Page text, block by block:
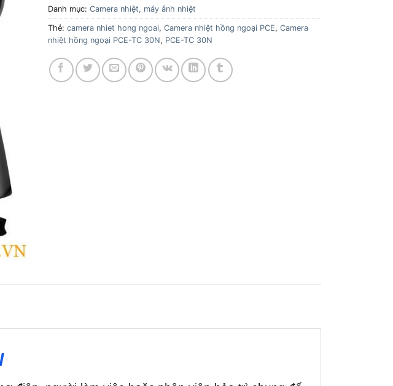
Danh mục: Camera nhiệt, máy ảnh nhiệt
Thẻ: camera nhiet hong ngoai, Camera nhiệt hồng ngoại PCE, Camera
nhiệt hồng ngoại PCE-TC 30N, PCE-TC 30N